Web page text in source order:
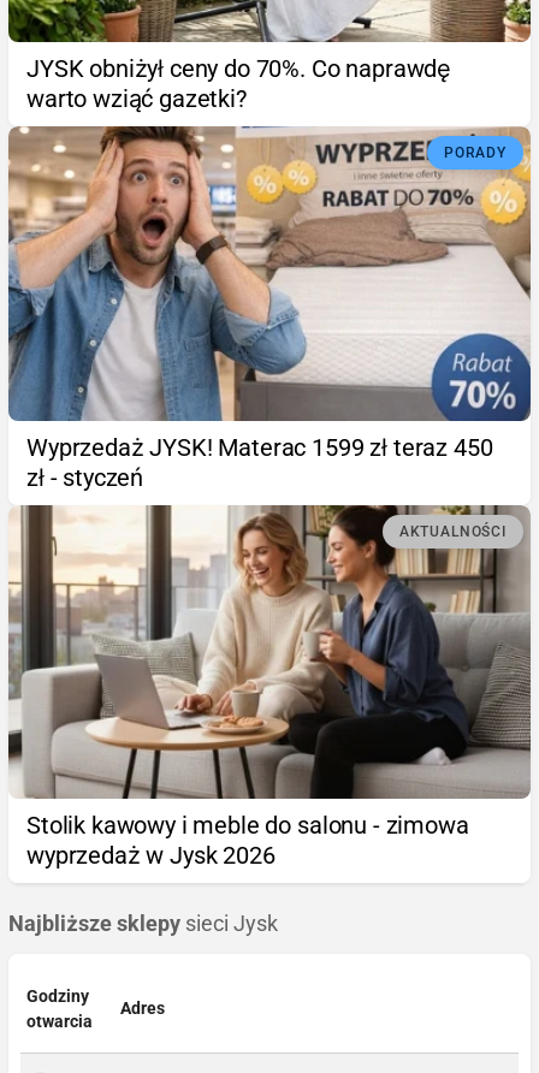
JYSK obniżył ceny do 70%. Co naprawdę
warto wziąć gazetki?
PORADY
Wyprzedaż JYSK! Materac 1599 zł teraz 450
zł - styczeń
AKTUALNOŚCI
Stolik kawowy i meble do salonu - zimowa
wyprzedaż w Jysk 2026
Najbliższe sklepy sieci Jysk
Godziny
otwarcia
Adres